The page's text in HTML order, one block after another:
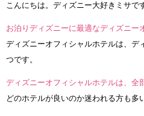
こんにちは。ディズニー大好きミサで
お泊りディズニーに最適なディズニー
ディズニーオフィシャルホテルは、デ
つです。
ディズニーオフィシャルホテルは、全
どのホテルが良いのか迷われる方も多